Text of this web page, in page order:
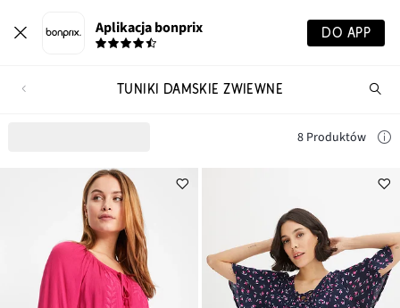
Aplikacja bonprix DO APP
TUNIKI DAMSKIE ZWIEWNE
8 Produktów